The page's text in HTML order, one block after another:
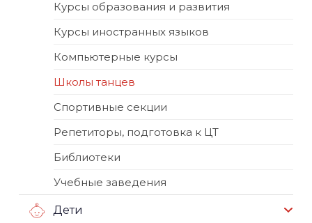
Курсы образования и развития
Курсы иностранных языков
Компьютерные курсы
Школы танцев
Спортивные секции
Репетиторы, подготовка к ЦТ
Библиотеки
Учебные заведения
Дети